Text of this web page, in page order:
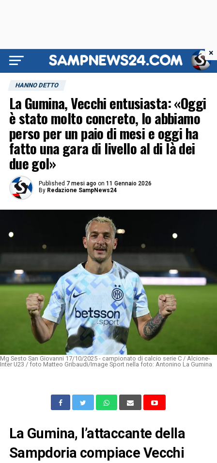
HANNO DETTO
La Gumina, Vecchi entusiasta: «Oggi
è stato molto concreto, lo abbiamo
perso per un paio di mesi e oggi ha
fatto una gara di livello al di là dei
due gol»
Published 7 mesi ago on 11 Gennaio 2026
By Redazione SampNews24
Mg Sesto San Giovanni 17/10/2025 - campionato di calcio serie C / Alcione-
Inter U23 / foto Matteo Gribaudi/Image Sport nella foto: Antonino La Gumina
La Gumina, l’attaccante della
Sampdoria compiace Vecchi
×